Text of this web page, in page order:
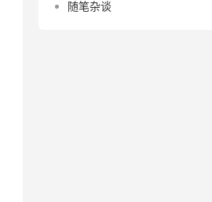
随笔杂谈